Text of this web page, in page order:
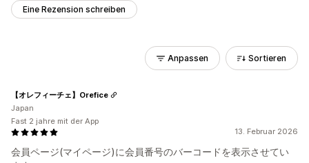
Eine Rezension schreiben
Anpassen Sortieren
13. Februar 2026
会員ページ(マイページ)に会員番号のバーコードを表示させてい
【オレフィーチェ】Orefice
Japan
Fast 2 jahre mit der App